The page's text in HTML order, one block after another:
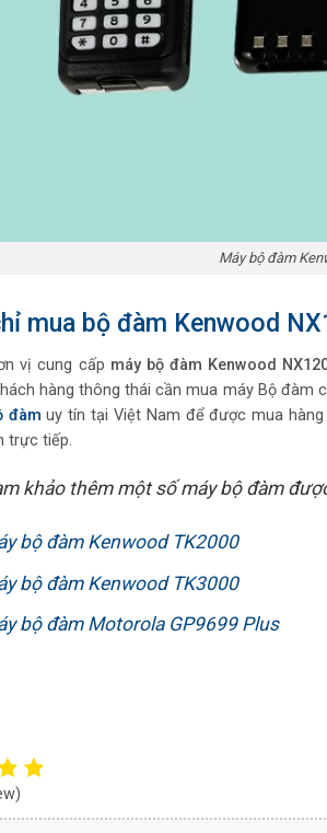
Máy bộ đàm
mua bộ đàm Kenwood
vị cung cấp máy bộ đàm Kenwood
hàng thông thái cần mua máy Bộ đàm
đàm uy tín tại Việt Nam để được mua
trực tiếp.
khảo thêm một số máy bộ đàm
bộ đàm Kenwood TK2000
bộ đàm Kenwood TK3000
bộ đàm Motorola GP9699 Plus